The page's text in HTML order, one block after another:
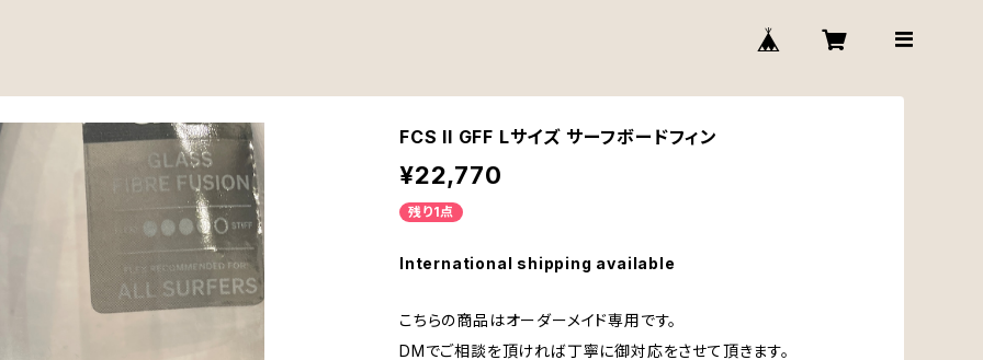
FCS II GFF Lサイズ サーフボードフィン
¥22,770
残り1点
International shipping available
こちらの商品はオーダーメイド専用です。
DMでご相談を頂ければ丁寧に御対応をさせて頂きます。